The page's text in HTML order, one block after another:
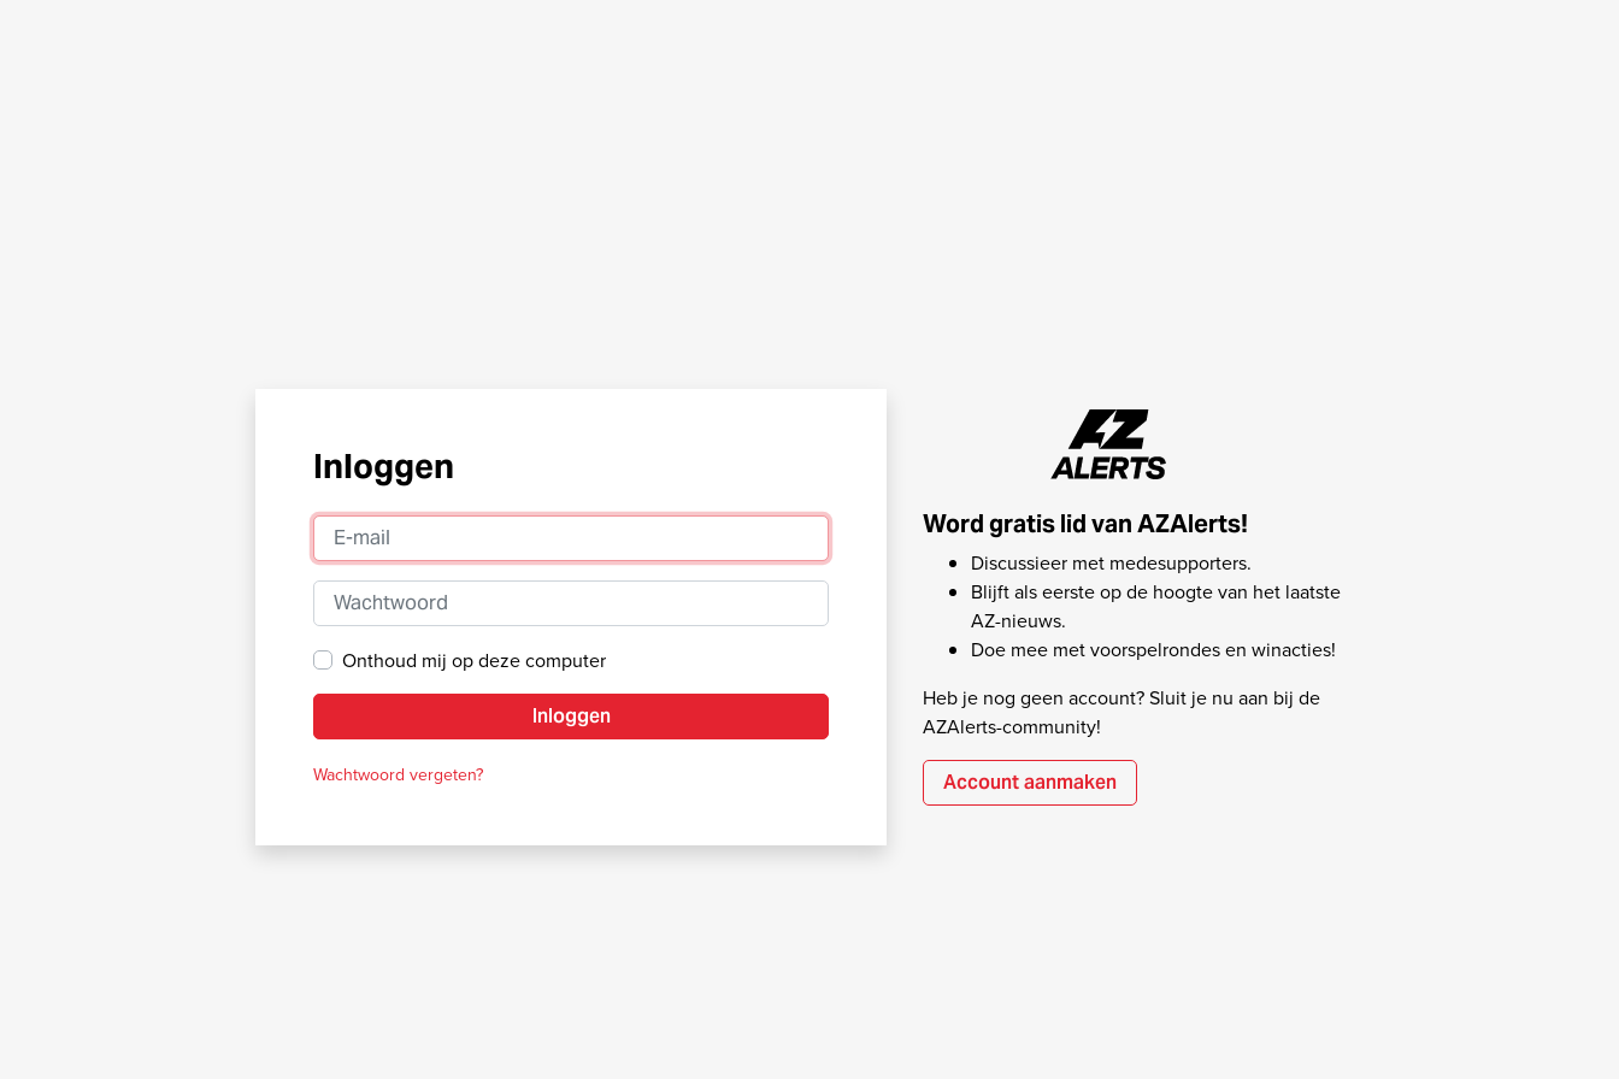
Inloggen
E-mail
Wachtwoord
Onthoud mij op deze computer
Inloggen
Wachtwoord vergeten?
Word gratis lid van AZAlerts!
Discussieer met medesupporters.
Blijft als eerste op de hoogte van het laatste
AZ-nieuws.
Doe mee met voorspelrondes en winacties!
Heb je nog geen account? Sluit je nu aan bij de
AZAlerts-community!
Account aanmaken